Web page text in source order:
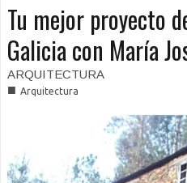
Tu mejor proyecto
Galicia con María
ARQUITECTURA
■ Arquitectura